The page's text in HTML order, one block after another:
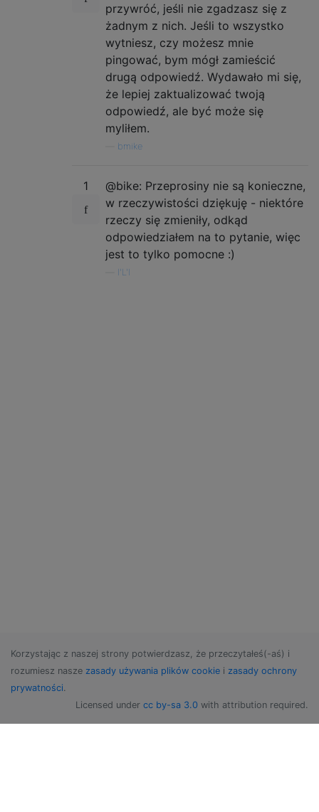
przywróć, jeśli nie zgadzasz się z
żadnym z nich. Jeśli to wszystko
wytniesz, czy możesz mnie
pingować, bym mógł zamieścić
drugą odpowiedź. Wydawało mi się,
że lepiej zaktualizować twoją
odpowiedź, ale być może się
myliłem.
bmike
1
@bike: Przeprosiny nie są konieczne,
w rzeczywistości dziękuję - niektóre
rzeczy się zmieniły, odkąd
odpowiedziałem na to pytanie, więc
jest to tylko pomocne :)
l'L'l
Korzystając z naszej strony potwierdzasz, że przeczytałeś(-aś) i
rozumiesz nasze zasady używania plików cookie i zasady ochrony
prywatności.
Licensed under cc by-sa 3.0 with attribution required.